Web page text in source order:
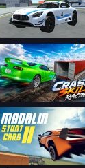
Crazy Stunt Cars 2
Crash Skill Racing
Madalin Stunt Cars 2